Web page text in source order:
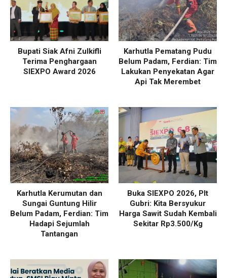
Bupati Siak Afni Zulkifli
Terima Penghargaan
SIEXPO Award 2026
Karhutla Pematang Pudu
Belum Padam, Ferdian: Tim
Lakukan Penyekatan Agar
Api Tak Merembet
Karhutla Kerumutan dan
Sungai Guntung Hilir
Belum Padam, Ferdian: Tim
Hadapi Sejumlah
Tantangan
Buka SIEXPO 2026, Plt
Gubri: Kita Bersyukur
Harga Sawit Sudah Kembali
Sekitar Rp3.500/Kg